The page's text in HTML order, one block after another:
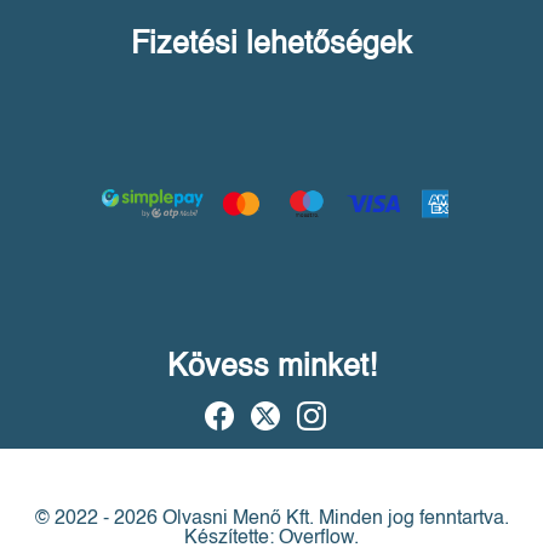
Fizetési lehetőségek
Kövess minket!
© 2022 - 2026 Olvasni Menő Kft. Minden jog fenntartva.
Készítette: Overflow.